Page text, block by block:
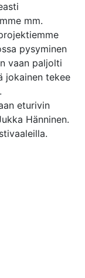
mm.
pysyminen
vaan paljolti
jokainen tekee
eturivin
Hänninen.